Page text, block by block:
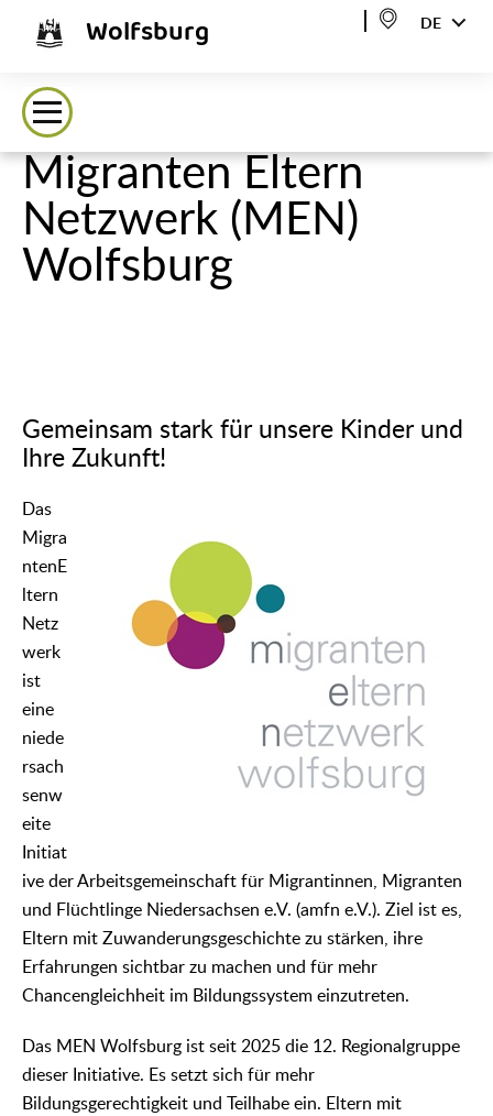
Wolfsburg DE
Migranten Eltern
Netzwerk (MEN)
Wolfsburg
Gemeinsam stark für unsere Kinder und
Ihre Zukunft!
Das
Migra
ntenE
ltern
Netz
werk
ist
eine
niede
rsach
senw
eite
Initiat
ive der Arbeitsgemeinschaft für Migrantinnen, Migranten
und Flüchtlinge Niedersachsen e.V. (amfn e.V.). Ziel ist es,
Eltern mit Zuwanderungsgeschichte zu stärken, ihre
Erfahrungen sichtbar zu machen und für mehr
Chancengleichheit im Bildungssystem einzutreten.
Das MEN Wolfsburg ist seit 2025 die 12. Regionalgruppe
dieser Initiative. Es setzt sich für mehr
Bildungsgerechtigkeit und Teilhabe ein. Eltern mit